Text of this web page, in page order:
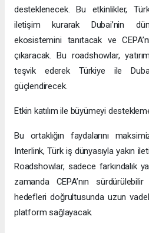
desteklenecek. Bu etkinlikler,
iletişim kurarak Dubai’nin
ekosistemini tanıtacak ve
çıkaracak. Bu roadshowlar,
teşvik ederek Türkiye ile
güçlendirecek.
Etkin katılım ile büyümeyi
Bu ortaklığın faydalarını
Interlink, Türk iş dünyasıyla yakın
Roadshowlar, sadece farkındalık
zamanda CEPA’nın
hedefleri doğrultusunda uzun
platform sağlayacak.